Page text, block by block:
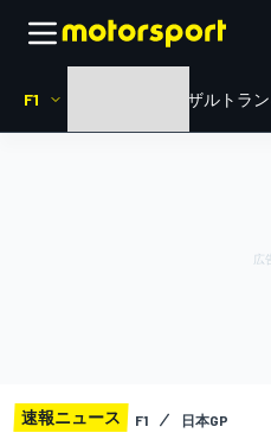
F1 リザルト ラ
速報ニュース F1 日本GP